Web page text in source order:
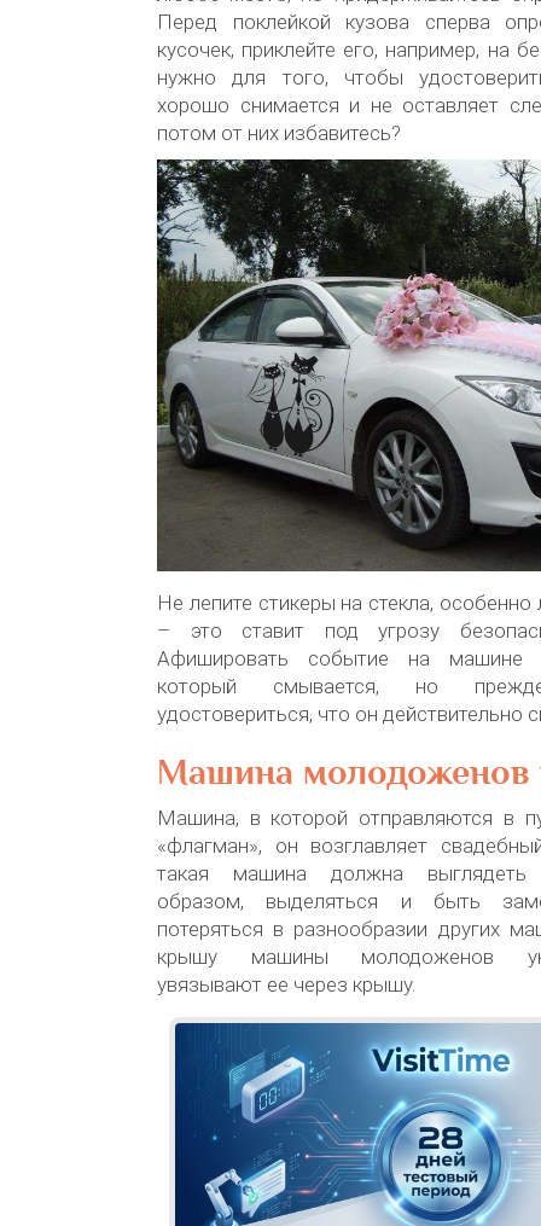
Перед поклейкой кузова сперва
кусочек, приклейте его, например, на
нужно для того, чтобы
хорошо снимается и не оставляет
потом от них избавитесь?
Не лепите стикеры на стекла,
– это ставит под угрозу
Афишировать событие на машине
который смывается, но
удостовериться, что он действительно
Машина молодоженов
Машина, в которой отправляются в
«флагман», он возглавляет
такая машина должна выглядеть
образом, выделяться и быть
потеряться в разнообразии других
крышу машины молодоженов
увязывают ее через крышу.